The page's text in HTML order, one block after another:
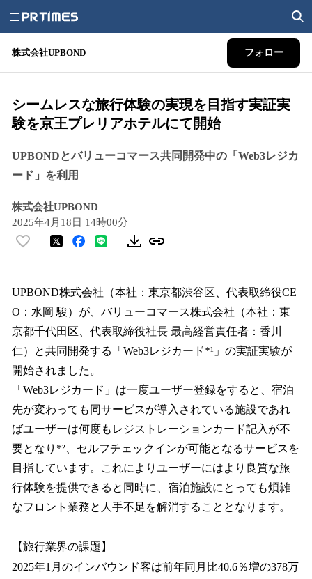
株式会社UPBOND フォロー
シームレスな旅行体験の実現を目指す実証実
験を京王プレリアホテルにて開始
UPBONDとバリューコマース共同開発中の「Web3レジカ
ード」を利用
株式会社UPBOND
2025年4月18日 14時00分
い
！
読
み
込
み
中
で
す
UPBOND株式会社（本社：東京都渋谷区、代表取締役CE
O：水岡 駿）が、バリューコマース株式会社（本社：東
京都千代田区、代表取締役社長 最高経営責任者：香川
仁）と共同開発する「Web3レジカード*¹」の実証実験が
開始されました。
「Web3レジカード」は一度ユーザー登録をすると、宿泊
先が変わっても同サービスが導入されている施設であれ
ばユーザーは何度もレジストレーションカード記入が不
要となり*²、セルフチェックインが可能となるサービスを
目指しています。これによりユーザーにはより良質な旅
行体験を提供できると同時に、宿泊施設にとっても煩雑
なフロント業務と人手不足を解消することとなります。
【旅行業界の課題】
2025年1月のインバウンド客は前年同月比40.6％増の378万